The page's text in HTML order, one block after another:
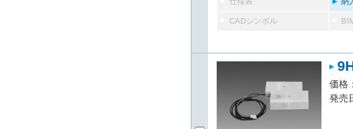
CADシンボル
価格
発売